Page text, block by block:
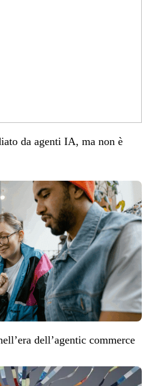
da agenti IA, ma non è
dell’agentic commerce